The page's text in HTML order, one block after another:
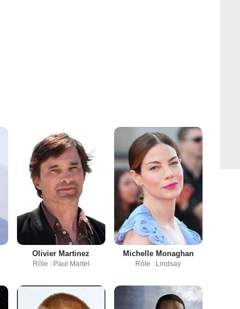
Olivier Martinez
Rôle : Paul Martel
Michelle Monaghan
Rôle : Lindsay